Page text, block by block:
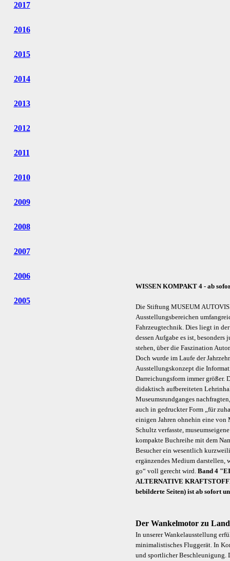
2017
2016
2015
2014
2013
2012
2011
2010
2009
2008
2007
2006
2005
WISSEN KOMPAKT 4 - ab
Die Stiftung MUSEUM
Ausstellungsbereichen
Fahrzeugtechnik. Dies liegt in
dessen Aufgabe es ist,
stehen, über die Faszination
Doch wurde im Laufe der
Ausstellungskonzept die
Darreichungsform immer größer.
didaktisch aufbereiteten
Museumsrundganges
auch in gedruckter Form „für
einigen Jahren ohnehin eine von
Schultz verfasste,
kompakte Buchreihe mit dem
Besucher ein wesentlich
ergänzendes Medium darstellen,
go“ voll gerecht wird. Band 4
ALTERNATIVE
bebilderte Seiten) ist ab sofort
Der Wankelmotor zu
In unserer Wankelausstellung
minimalistisches Fluggerät. In
und sportlicher Beschleunigung.